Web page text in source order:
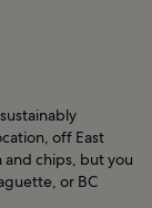
off East
chips, but you
or BC